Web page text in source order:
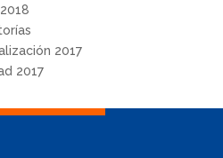
2017
2017